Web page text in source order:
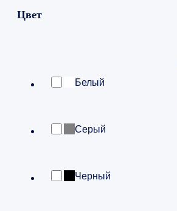
Цвет
Белый
Серый
Черный